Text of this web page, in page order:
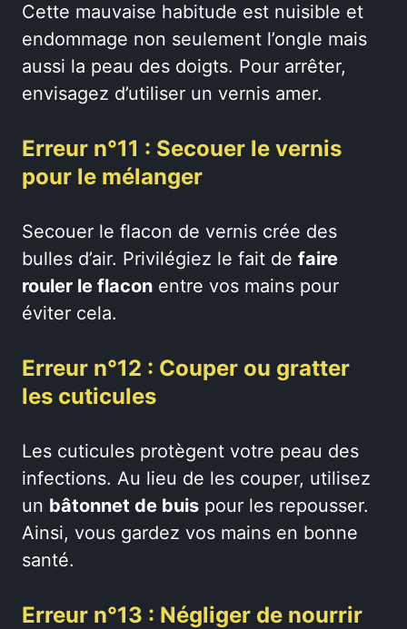
Cette mauvaise habitude est nuisible et
endommage non seulement l’ongle mais
aussi la peau des doigts. Pour arrêter,
envisagez d’utiliser un vernis amer.
Erreur n°11 : Secouer le vernis
pour le mélanger
Secouer le flacon de vernis crée des
bulles d’air. Privilégiez le fait de faire
rouler le flacon entre vos mains pour
éviter cela.
Erreur n°12 : Couper ou gratter
les cuticules
Les cuticules protègent votre peau des
infections. Au lieu de les couper, utilisez
un bâtonnet de buis pour les repousser.
Ainsi, vous gardez vos mains en bonne
santé.
Erreur n°13 : Négliger de nourrir